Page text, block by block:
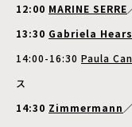
12:00 MARINE SERRE
13:30 Gabriela
14:00-16:30 Paula
ス
14:30 Zimmermann